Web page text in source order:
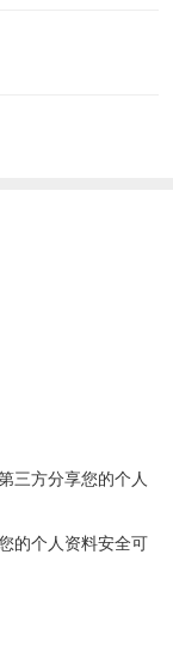
三方分享您的个人
的个人资料安全可